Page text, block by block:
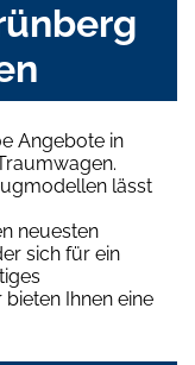
Angebote in
lässt
neuesten
sich für ein
Ihnen eine